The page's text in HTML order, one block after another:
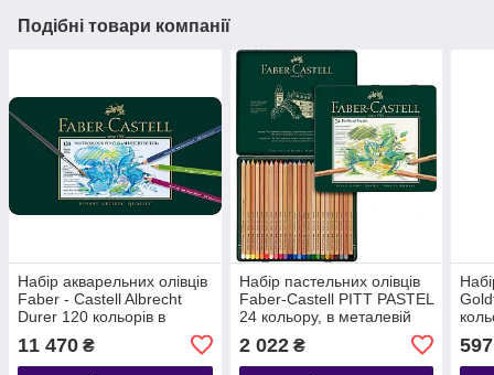
Подібні товари компанії
Набір акварельних олівців
Faber - Castell Albrecht
Durer 120 кольорів в
металевій коробці, 117511
11 470 ₴
Набір пастельних олівців
Faber-Castell PITT PASTEL
24 кольору, в металевій
2 022₴ 597